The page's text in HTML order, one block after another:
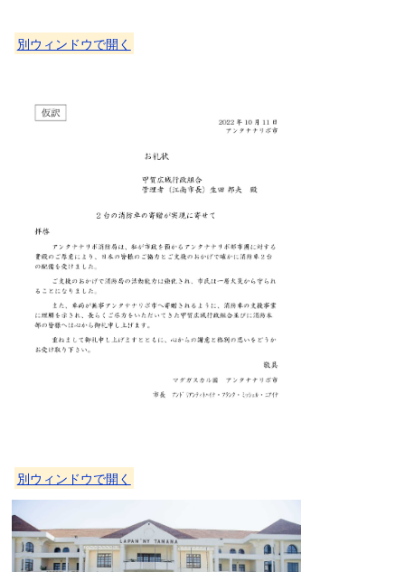
別ウィンドウで開く
別ウィンドウで開く